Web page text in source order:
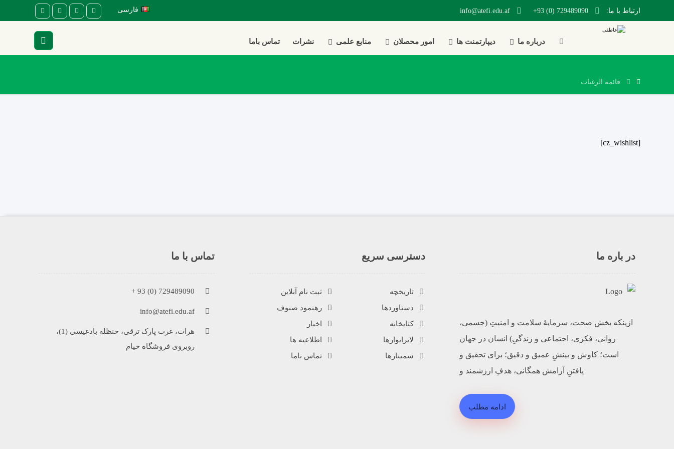
ارتباط با ما: 729489090 (0) 93+
info@atefi.edu.af فارسی
درباره ما دیپارتمنت ها امور محصلان منابع علمی نشرات تماس باما
قائمة الرغبات
[cz_wishlist]
در باره ما
ازینکه بخش صحت، سرمایۀ سلامت و امنیتِ (جسمی،
روانی، فکری، اجتماعی و زندگیِ) انسان در جهان
است؛ کاوش و بینشِ عمیق و دقیق؛ برای تحقیق و
یافتنِ آرامش همگانی، هدفِ ارزشمند و
ادامه مطلب
دسترسی سریع
تاریخچه
ثبت نام آنلاین
دستاوردها
رهنمود صنوف
کتابخانه
اخبار
لابراتوارها
اطلاعیه ها
سمینارها
تماس باما
تماس با ما
729489090 (0) 93 +
info@atefi.edu.af
هرات، غرب پارک ترقی، حنظله بادغیسی (1)،
روبروی فروشگاه خیام